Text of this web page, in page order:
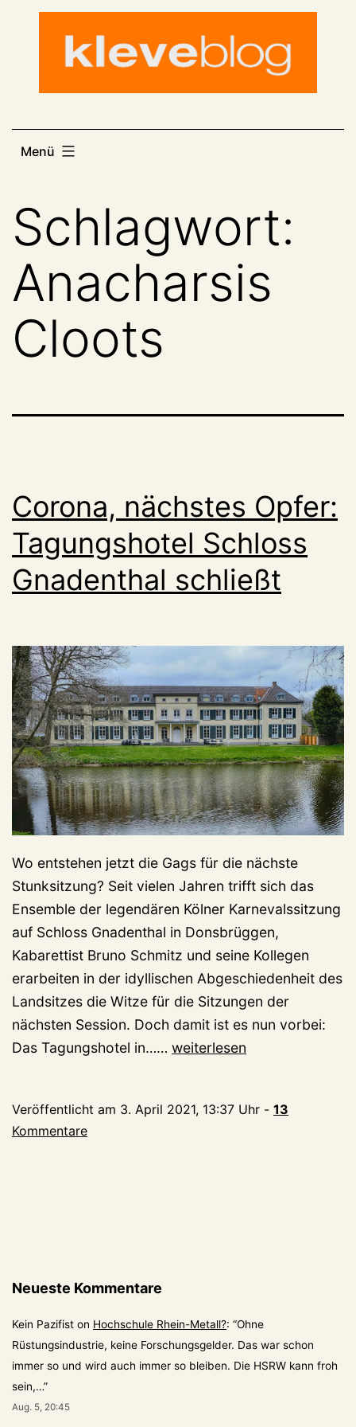
Menü
Schlagwort:
Anacharsis
Cloots
Corona, nächstes Opfer:
Tagungshotel Schloss
Gnadenthal schließt
Wo entstehen jetzt die Gags für die nächste
Stunksitzung? Seit vielen Jahren trifft sich das
Ensemble der legendären Kölner Karnevalssitzung
auf Schloss Gnadenthal in Donsbrüggen,
Kabarettist Bruno Schmitz und seine Kollegen
erarbeiten in der idyllischen Abgeschiedenheit des
Landsitzes die Witze für die Sitzungen der
nächsten Session. Doch damit ist es nun vorbei:
Das Tagungshotel in…… Corona,
Tagungshotel
weiterlesen
Veröffentlicht am 3. April 2021, 13:37 Uhr - 13
Kommentare
Neueste Kommentare
Kein Pazifist on Hochschule Rhein-Metall?: “Ohne
Rüstungsindustrie, keine Forschungsgelder. Das war schon
immer so und wird auch immer so bleiben. Die HSRW kann froh
sein,…”
Aug. 5, 20:45